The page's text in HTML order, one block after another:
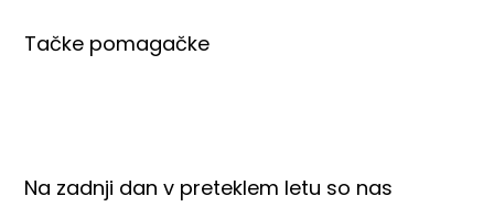
Tačke pomagačke
Na zadnji dan v preteklem letu so nas